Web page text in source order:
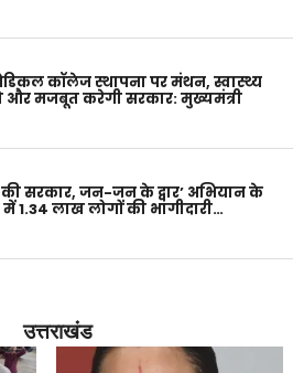
कॉलेज स्थापना पर मंथन, स्वास्थ्य
और मजबूत करेगी सरकार: मुख्यमंत्री
सरकार, जन-जन के द्वार’ अभियान के
1.34 लाख लोगों की भागीदारी…
उत्तराखंड